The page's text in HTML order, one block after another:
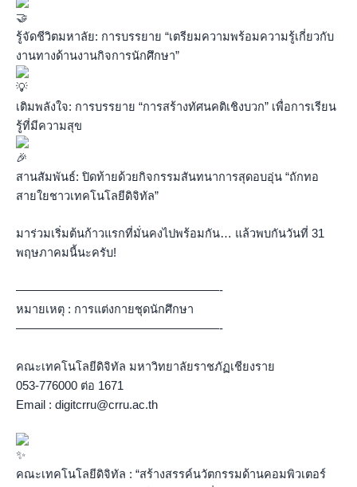
รู้จัดชีวิตมหาลัย: การบรรยาย “เตรียมความพร้อมความรู้เกี่ยวกับ
งานทางด้านงานกิจการนักศึกษา”
เติมพลังใจ: การบรรยาย “การสร้างทัศนคติเชิงบวก” เพื่อการเรียน
รู้ที่มีความสุข
สานสัมพันธ์: ปิดท้ายด้วยกิจกรรมสันทนาการสุดอบอุ่น “ถักทอ
สายใยชาวเทคโนโลยีดิจิทัล”
มาร่วมเริ่มต้นก้าวแรกที่มั่นคงไปพร้อมกัน… แล้วพบกันวันที่ 31
พฤษภาคมนี้นะครับ!
—————————————————-
หมายเหตุ : การแต่งกายชุดนักศึกษา
—————————————————-
คณะเทคโนโลยีดิจิทัล มหาวิทยาลัยราชภัฏเชียงราย
053-776000 ต่อ 1671
Email : digitcrru@crru.ac.th
คณะเทคโนโลยีดิจิทัล : “สร้างสรรค์นวัตกรรมด้านคอมพิวเตอร์